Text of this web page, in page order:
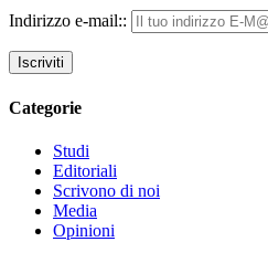
Indirizzo e-mail::
Categorie
Studi
Editoriali
Scrivono di noi
Media
Opinioni